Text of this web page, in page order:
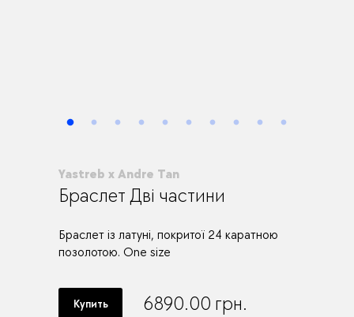
Yastreb x Andre Tan
Браслет Дві частини
Браслет із латуні, покритої 24 каратною
позолотою. One size
Купить 6890.00 грн.